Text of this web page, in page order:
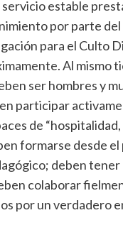
servicio estable
por parte
para el Culto
Al mismo
ser hombres y
participar
de
formarse desde
deben
colaborar
por un verdadero